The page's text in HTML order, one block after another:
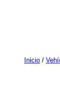
Inicio /